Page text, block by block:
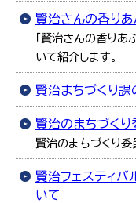
繁體中文賢治さんの香り
「賢治さんの香りあ
いて紹介します。
賢治まちづくり
賢治のまちづくり
賢治のまちづくり委
賢治フェスティバ
いて